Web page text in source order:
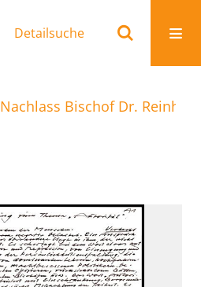
Detailsuche
Nachlass Bischof Dr.